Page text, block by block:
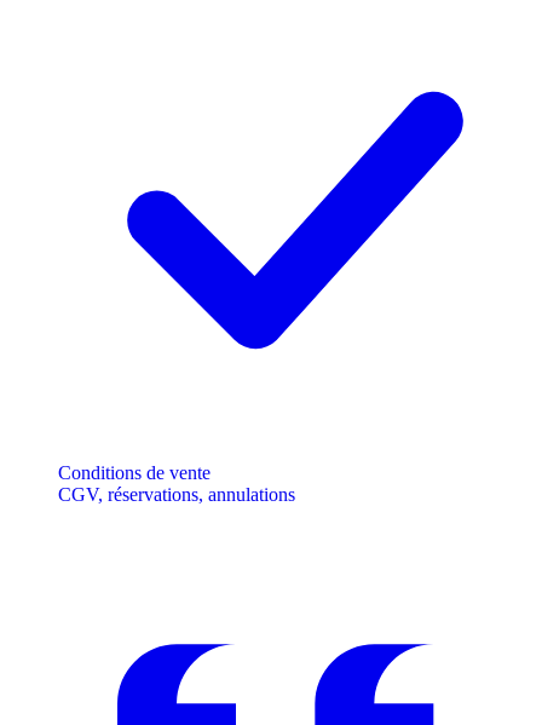
Conditions de vente
CGV, réservations, annulations